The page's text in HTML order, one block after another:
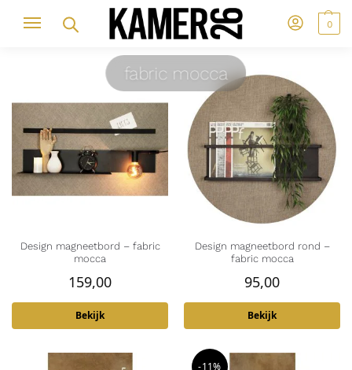
0
fabric mocca
Design magneetbord – fabric
mocca
159,00
Bekijk
Design magneetbord rond –
fabric mocca
95,00
Bekijk
-11%